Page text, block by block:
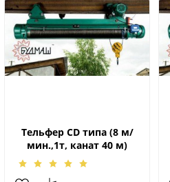
Тельфер CD типа (8 м/
мин.,1т, канат 40 м)